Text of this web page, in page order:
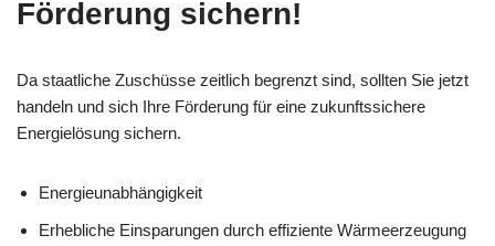
Förderung sichern!
Da staatliche Zuschüsse zeitlich begrenzt sind, sollten Sie jetzt
handeln und sich Ihre Förderung für eine zukunftssichere
Energielösung sichern.
Energieunabhängigkeit
Erhebliche Einsparungen durch effiziente Wärmeerzeugung